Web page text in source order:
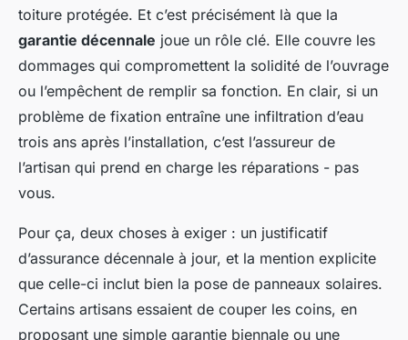
toiture protégée. Et c’est précisément là que la
garantie décennale joue un rôle clé. Elle couvre les
dommages qui compromettent la solidité de l’ouvrage
ou l’empêchent de remplir sa fonction. En clair, si un
problème de fixation entraîne une infiltration d’eau
trois ans après l’installation, c’est l’assureur de
l’artisan qui prend en charge les réparations - pas
vous.
Pour ça, deux choses à exiger : un justificatif
d’assurance décennale à jour, et la mention explicite
que celle-ci inclut bien la pose de panneaux solaires.
Certains artisans essaient de couper les coins, en
proposant une simple garantie biennale ou une